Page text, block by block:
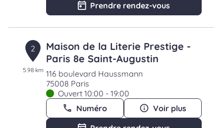
Prendre rendez-vous
2
5.98 km
Maison de la Literie Prestige -
Paris 8e Saint-Augustin
116 boulevard Haussmann
75008 Paris
Ouvert 10:00 - 19:00
Numéro
Voir plus